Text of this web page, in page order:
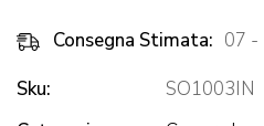
Consegna Stimata: 07 -
Sku:
SO1003IN